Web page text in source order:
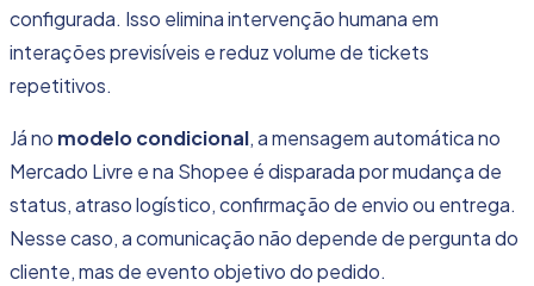
configurada. Isso elimina intervenção humana em
interações previsíveis e reduz volume de tickets
repetitivos.
Já no modelo condicional, a mensagem automática no
Mercado Livre e na Shopee é disparada por mudança de
status, atraso logístico, confirmação de envio ou entrega.
Nesse caso, a comunicação não depende de pergunta do
cliente, mas de evento objetivo do pedido.